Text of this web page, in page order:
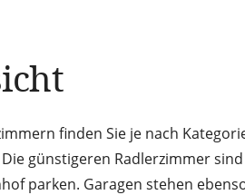
finden Sie je nach
günstigeren Radlerzimmer sind
parken. Garagen stehen